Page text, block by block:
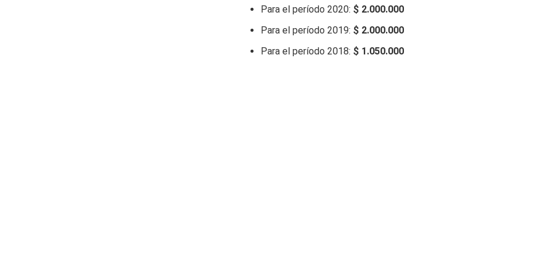
Para el período 2020: $ 2.000.000
Para el período 2019: $ 2.000.000
Para el período 2018: $ 1.050.000